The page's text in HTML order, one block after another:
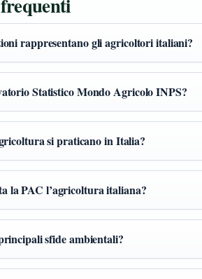
rappresentano gli agricoltori italiani?
Statistico Mondo Agricolo INPS?
si praticano in Italia?
la PAC l’agricoltura italiana?
sfide ambientali?